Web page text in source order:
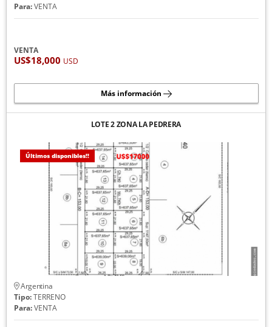
Para:VENTA
VENTA
US$18,000 USD
Más información
LOTE 2 ZONA LA PEDRERA
Últimos disponibles!!
Argentina
Tipo:TERRENO
Para:VENTA